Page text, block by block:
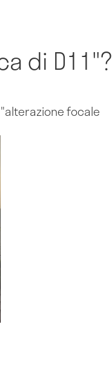
di D11"?
focale